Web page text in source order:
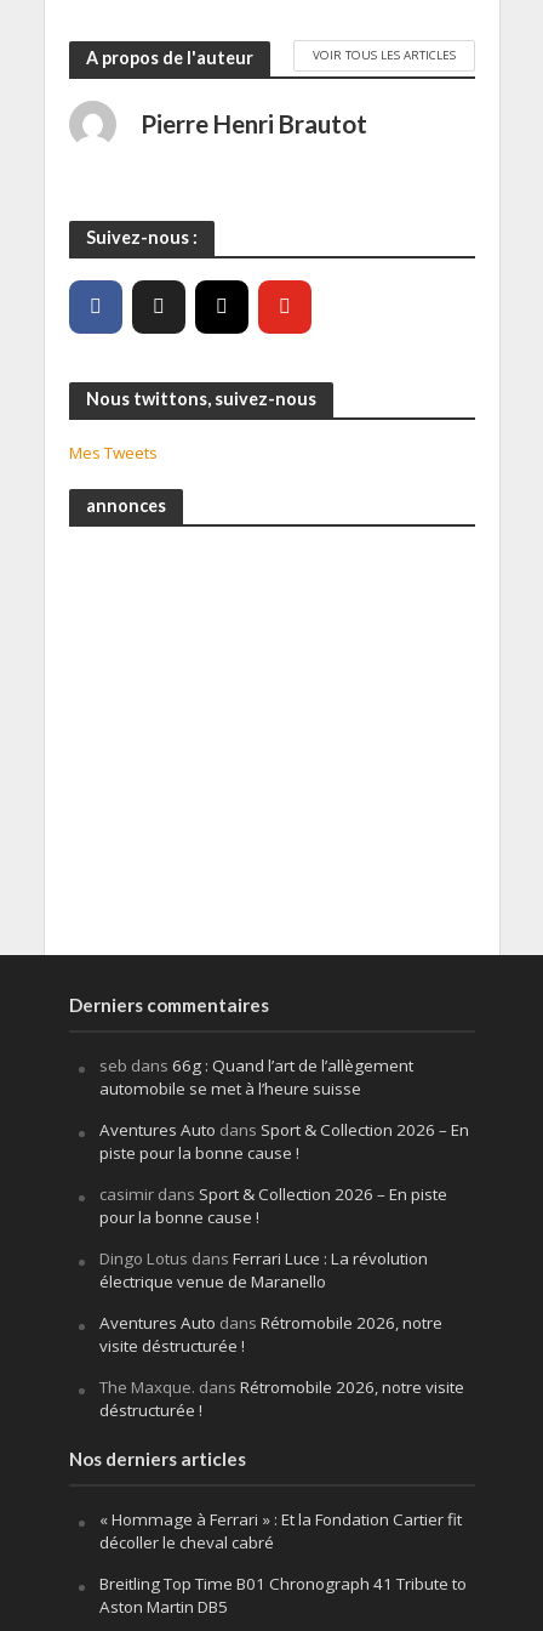
A propos de l'auteur VOIR TOUS LES ARTICLES
Pierre Henri Brautot
Suivez-nous :
Nous twittons, suivez-nous
Mes Tweets
annonces
Derniers commentaires
seb dans 66g : Quand l’art de l’allègement
automobile se met à l’heure suisse
Aventures Auto dans Sport & Collection 2026 – En
piste pour la bonne cause !
casimirdans Sport & Collection 2026 – En piste
pour la bonne cause !
Dingo Lotus dans Ferrari Luce : La révolution
électrique venue de Maranello
Aventures Auto dans Rétromobile 2026, notre
visite déstructurée !
The Maxque. dans Rétromobile 2026, notre visite
déstructurée !
Nos derniers articles
« Hommage à Ferrari » : Et la Fondation Cartier fit
décoller le cheval cabré
Breitling Top Time B01 Chronograph 41 Tribute to
Aston Martin DB5